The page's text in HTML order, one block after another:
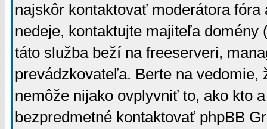
najskôr kontaktovať moderátora
nedeje, kontaktujte majiteľa
táto služba beží na freeserveri,
prevádzkovateľa. Berte na
nemôže nijako ovplyvniť to, ako kto
bezpredmetné kontaktovať phpBB